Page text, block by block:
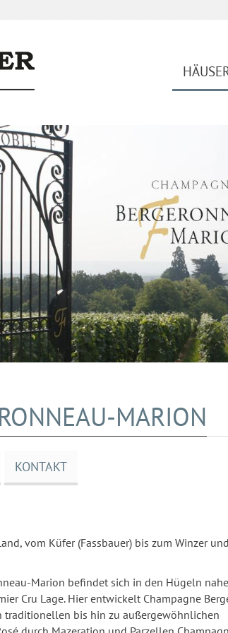
MARION
KONTAKT
vom Küfer (Fassbauer) bis zum Winzer
Marion befindet sich in den Hügeln
Cru Lage. Hier entwickelt Champagne
traditionellen bis hin zu außergewöhnlichen